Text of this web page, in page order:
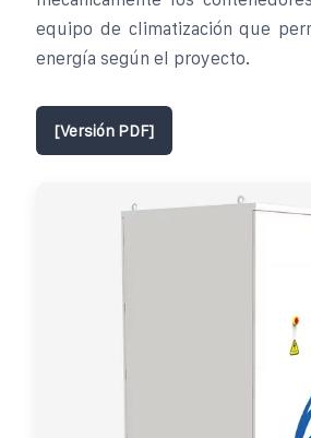
equipo de climatización que
energía según el proyecto.
[Versión PDF]